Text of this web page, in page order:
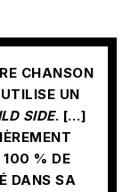
CHANSON
UN
SIDE. […]
100 % DE
DANS SA